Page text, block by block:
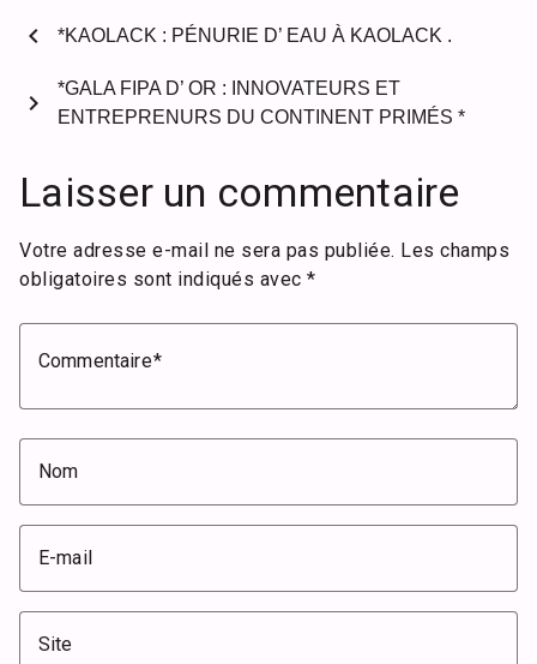
chevron_left *KAOLACK : PÉNURIE D’ EAU À KAOLACK .
*GALA FIPA D’ OR : INNOVATEURS ET
ENTREPRENURS DU CONTINENT PRIMÉS *
chevron_right
Laisser un commentaire
Votre adresse e-mail ne sera pas publiée. Les champs
obligatoires sont indiqués avec *
Commentaire
Nom
E-mail
Site